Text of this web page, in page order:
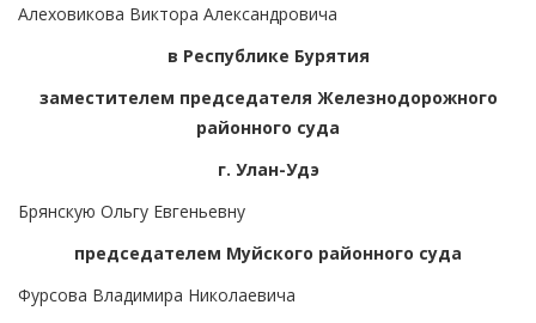
Алеховикова Виктора Александровича
в Республике Бурятия
заместителем председателя Железнодорожного
районного суда
г. Улан-Удэ
Брянскую Ольгу Евгеньевну
председателем Муйского районного суда
Фурсова Владимира Николаевича